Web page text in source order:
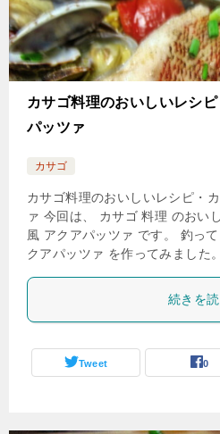
カサゴ料理のおいしいレシ
パッツァ
カサゴ
カサゴ料理のおいしいレシピ・
ァ 今回は、 カサゴ 料理 のおい
風 アクアパッツァ です。 釣っ
クアパッツァ を作ってみました
続きを
Tweet 0